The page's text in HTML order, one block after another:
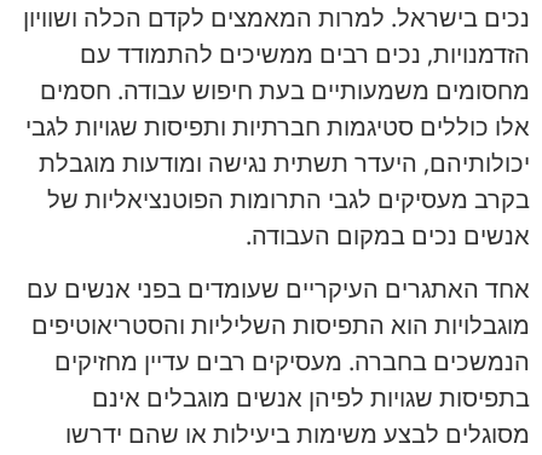
נכים בישראל. למרות המאמצים לקדם הכלה ושוויון
הזדמנויות, נכים רבים ממשיכים להתמודד עם
מחסומים משמעותיים בעת חיפוש עבודה. חסמים
אלו כוללים סטיגמות חברתיות ותפיסות שגויות לגבי
יכולותיהם, היעדר תשתית נגישה ומודעות מוגבלת
בקרב מעסיקים לגבי התרומות הפוטנציאליות של
אנשים נכים במקום העבודה.
אחד האתגרים העיקריים שעומדים בפני אנשים עם
מוגבלויות הוא התפיסות השליליות והסטריאוטיפים
הנמשכים בחברה. מעסיקים רבים עדיין מחזיקים
בתפיסות שגויות לפיהן אנשים מוגבלים אינם
מסוגלים לבצע משימות ביעילות או שהם ידרשו